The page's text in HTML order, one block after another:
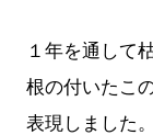
１年を通して
根の付いたこ
表現しました。